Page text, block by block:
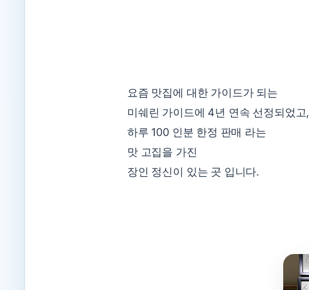
요즘 맛집에 대한 가이드가 되는
미쉐린 가이드에 4년 연속 선정되었고,
하루 100 인분 한정 판매 라는
맛 고집을 가진
장인 정신이 있는 곳 입니다.